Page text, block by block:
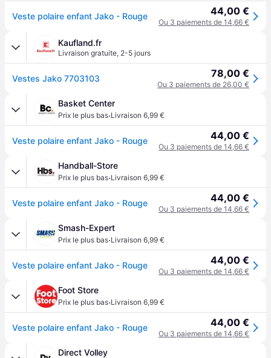
Veste polaire enfant Jako - Rouge 44,00 €
Ou 3 paiements de 14,66 €
Kaufland.fr
Livraison gratuite, 2-5 jours
Vestes Jako 7703103 78,00 €
Ou 3 paiements de 26,00 €
Basket Center
Prix le plus bas·Livraison 6,99 €
Veste polaire enfant Jako - Rouge 44,00 €
Ou 3 paiements de 14,66 €
Handball-Store
Prix le plus bas·Livraison 6,99 €
Veste polaire enfant Jako - Rouge 44,00 €
Ou 3 paiements de 14,66 €
Smash-Expert
Prix le plus bas·Livraison 6,99 €
Veste polaire enfant Jako - Rouge 44,00 €
Ou 3 paiements de 14,66 €
Foot Store
Prix le plus bas·Livraison 6,99 €
Veste polaire enfant Jako - Rouge 44,00 €
Ou 3 paiements de 14,66 €
Direct Volley